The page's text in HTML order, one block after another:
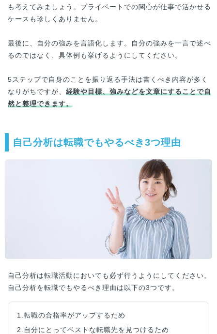
も考えてみましょう。プライベートでの関心が仕事で活かせる
ケースも珍しくありません。
最後に、自分の強みを言語化します。自分の強みを一言で述べ
るのではなく、具体例も挙げるようにしてください。
5ステップで自身のことを振り返る手法は書くべき内容が多く
なりがちですが、 経験や目標、強みなどを文章にすることで自
然と整理できます。
自己分析は転職でもやるべき3つ理由
自己分析は転職活動においても必ず行うようにしてください。
自己分析を転職でもやるべき理由は以下の3つです。
1.転職の合格率がアップするため
2.自分にとってベストな転職先を見つけるため